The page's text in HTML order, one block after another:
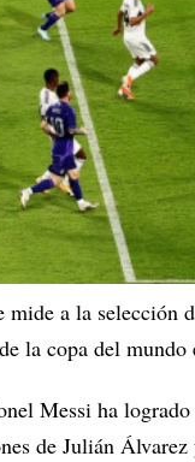
mide a la selección
la copa del mundo
Messi ha
de Julián